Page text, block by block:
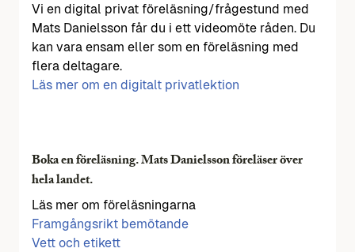
Vi en digital privat föreläsning/frågestund med
Mats Danielsson får du i ett videomöte råden. Du
kan vara ensam eller som en föreläsning med
flera deltagare.
Läs mer om en digitalt privatlektion
Boka en föreläsning. Mats Danielsson föreläser över
hela landet.
Läs mer om föreläsningarna
Framgångsrikt bemötande
Vett och etikett